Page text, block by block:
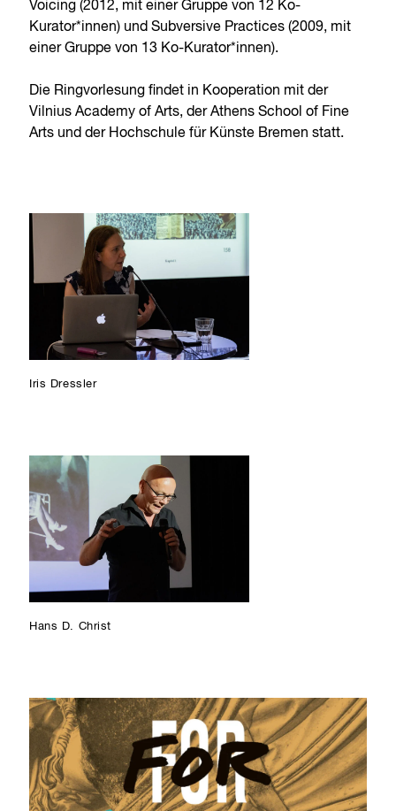
Voicing (2012, mit einer Gruppe von 12 Ko-
Kurator*innen) und Subversive Practices (2009, mit
einer Gruppe von 13 Ko-Kurator*innen).
Die Ringvorlesung findet in Kooperation mit der
Vilnius Academy of Arts, der Athens School of Fine
Arts und der Hochschule für Künste Bremen statt.
Iris Dressler
Hans D. Christ